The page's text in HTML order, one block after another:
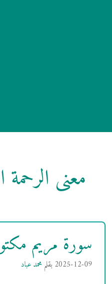
معنى الرحمة
سورة مريم
2025-12-09 بقلممحمد عباد